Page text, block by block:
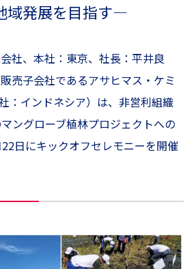
域発展を目指す―
社、本社：東京、社長：平井良
売子会社であるアサヒマス・ケミ
：インドネシア）は、非営利組織
ングローブ植林プロジェクトへの
日にキックオフセレモニーを開催